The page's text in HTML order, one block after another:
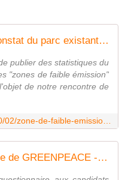
Zone de faible émission, constat du parc existant - thierry billet
publier des statistiques du
"zones de faible émission"
de notre rencontre de
La réponse au questionnaire de GREENPEACE - thierry billet